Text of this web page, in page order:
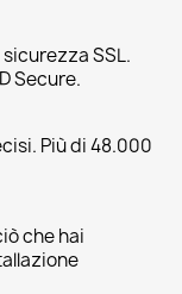
SSL.
Secure.
Più di 48.000
che hai